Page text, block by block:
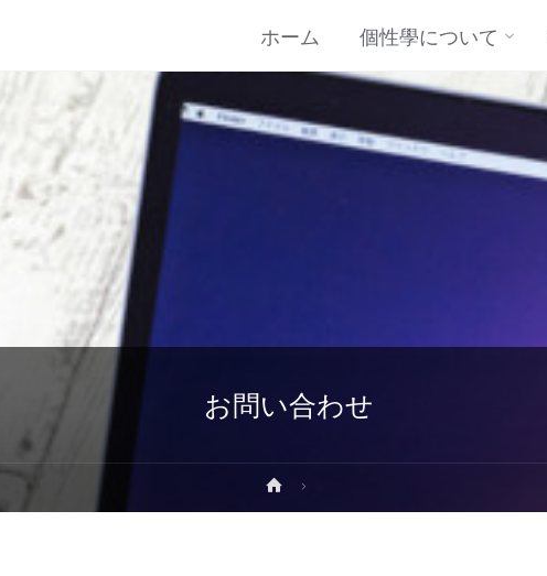
コ
ホーム 個性學について
お問い合わせ
ホ
ー